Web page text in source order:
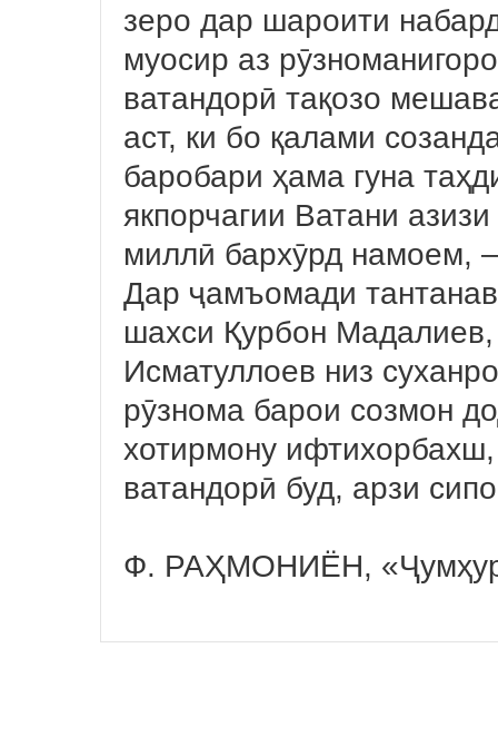
зеро дар шароити
муосир аз
ватандорӣ тақозо
аст, ки бо қалами
баробари ҳама гуна
якпорчагии Ватани
миллӣ бархӯрд намоем,
Дар ҷамъомади
шахси Қурбон
Исматуллоев низ
рӯзнома барои созмон
хотирмону
ватандорӣ буд, арзи
Ф. РАҲМОНИЁН,